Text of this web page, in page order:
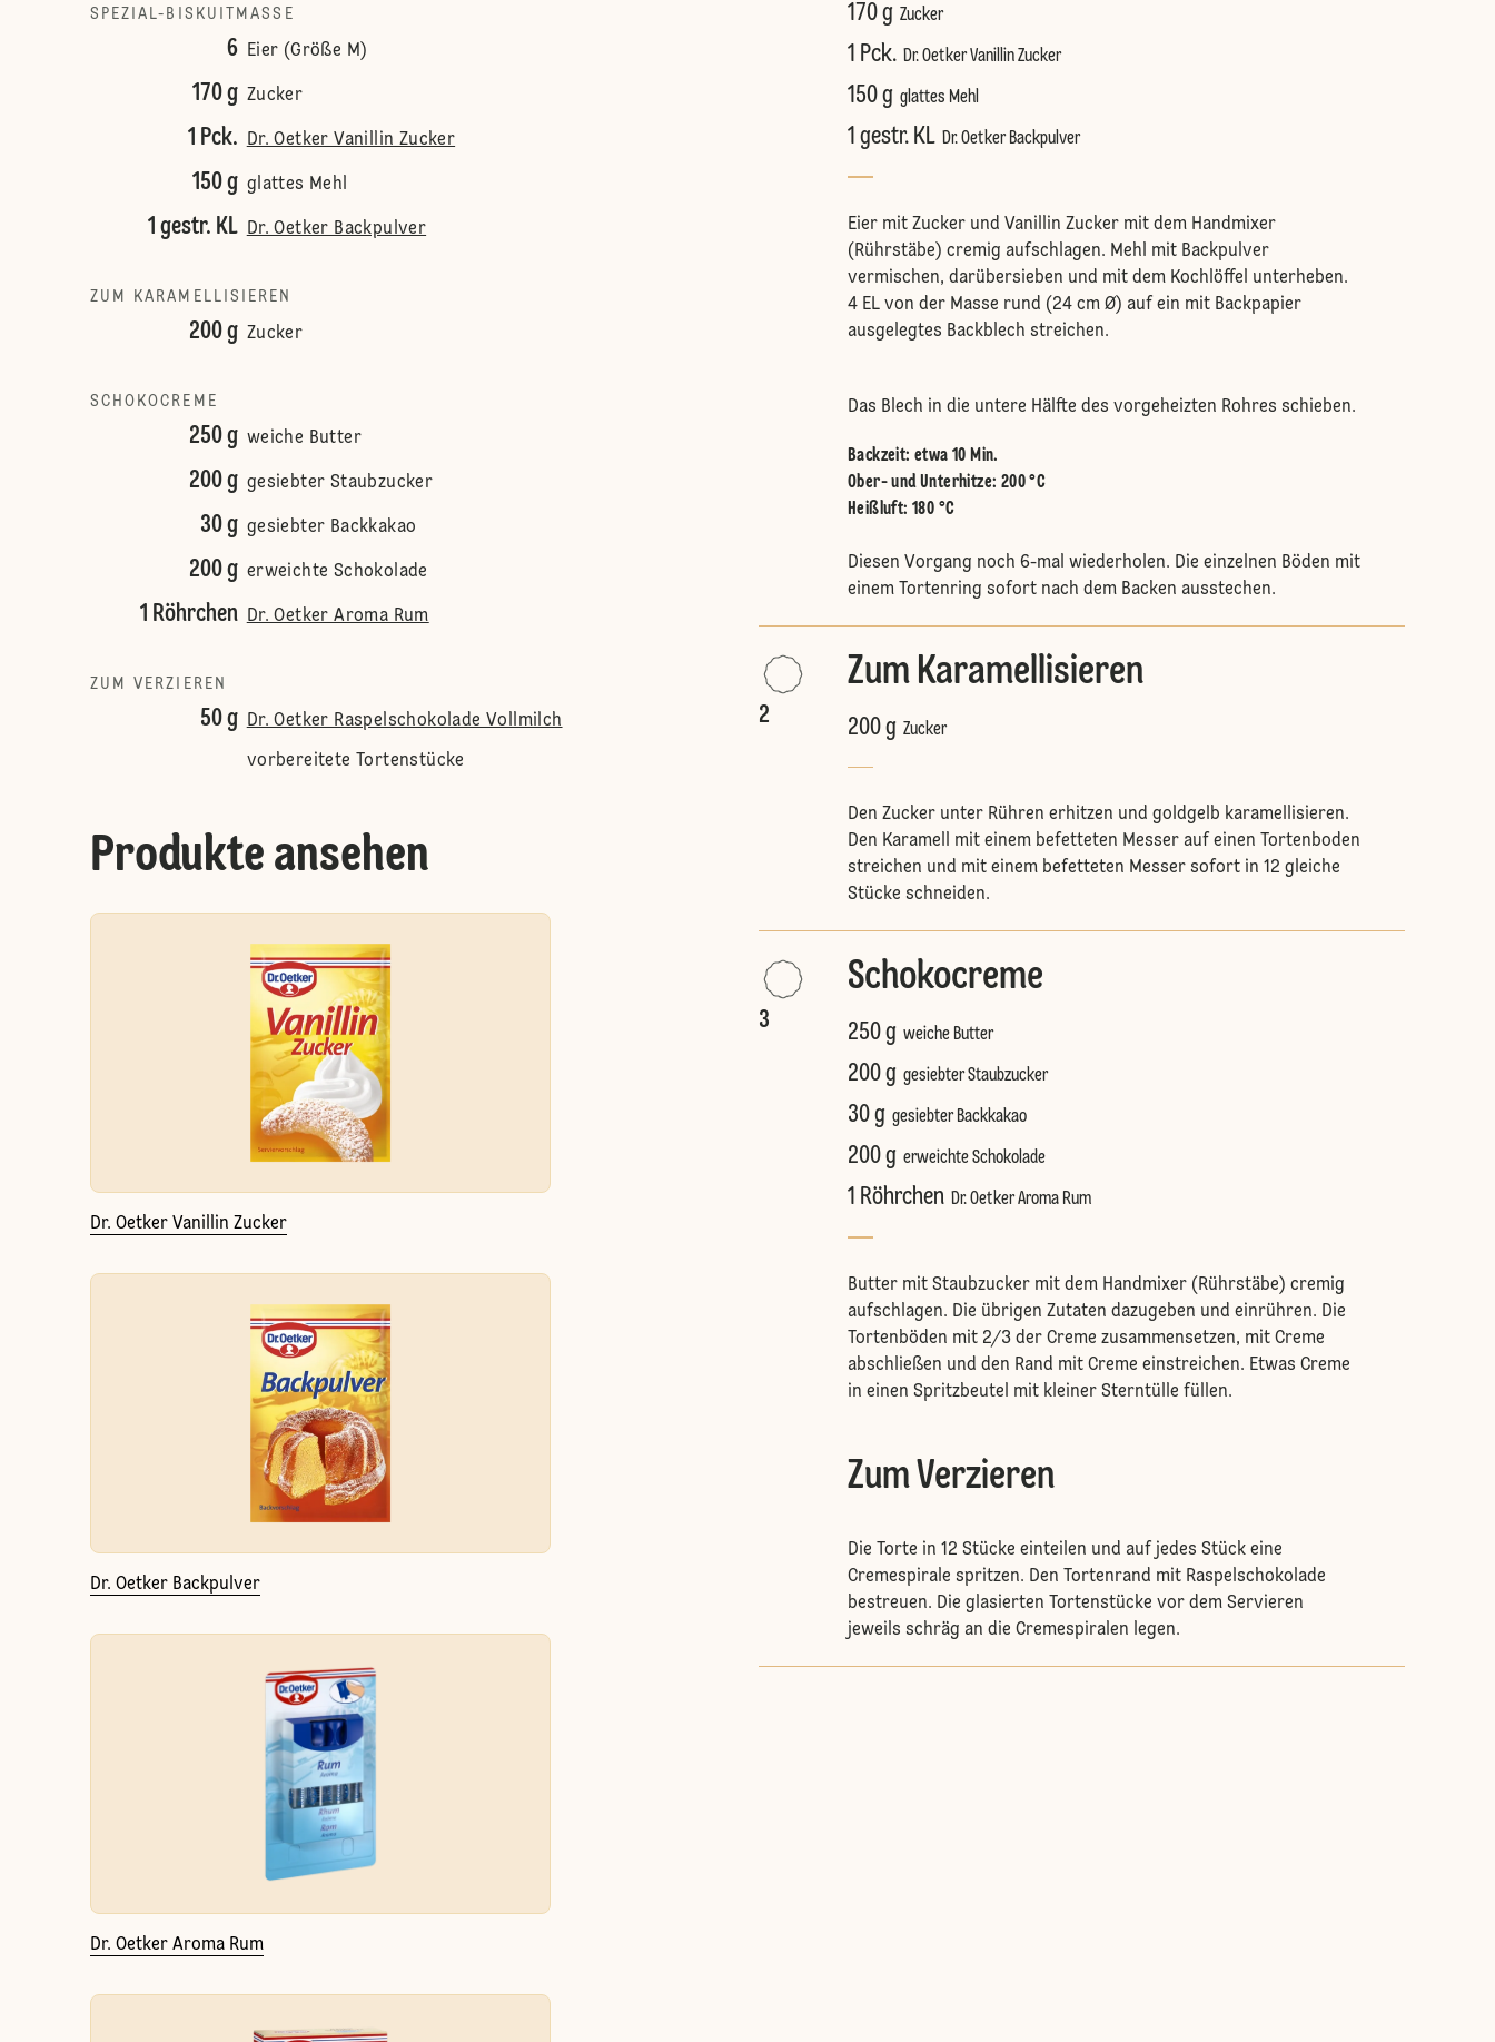
SPEZIAL-BISKUITMASSE
6 Eier (Größe M)
170 g Zucker
1 Pck. Dr. Oetker Vanillin Zucker
150 g glattes Mehl
1 gestr. KL Dr. Oetker Backpulver
ZUM KARAMELLISIEREN
200 g Zucker
SCHOKOCREME
250 g weiche Butter
200 g gesiebter Staubzucker
30 g gesiebter Backkakao
200 g erweichte Schokolade
1 Röhrchen Dr. Oetker Aroma Rum
ZUM VERZIEREN
50 g Dr. Oetker Raspelschokolade Vollmilch
vorbereitete Tortenstücke
Produkte ansehen
Dr. Oetker Vanillin Zucker
Dr. Oetker Backpulver
Dr. Oetker Aroma Rum
170 g Zucker
1 Pck. Dr. Oetker Vanillin Zucker
150 g glattes Mehl
1 gestr. KL Dr. Oetker Backpulver
Eier mit Zucker und Vanillin Zucker mit dem Handmixer
(Rührstäbe) cremig aufschlagen. Mehl mit Backpulver
vermischen, darübersieben und mit dem Kochlöffel unterheben.
4 EL von der Masse rund (24 cm Ø) auf ein mit Backpapier
ausgelegtes Backblech streichen.
Das Blech in die untere Hälfte des vorgeheizten Rohres schieben.
Backzeit: etwa 10 Min.
Ober- und Unterhitze: 200 °C
Heißluft: 180 °C
Diesen Vorgang noch 6-mal wiederholen. Die einzelnen Böden mit
einem Tortenring sofort nach dem Backen ausstechen.
2
Zum Karamellisieren
200 g Zucker
Den Zucker unter Rühren erhitzen und goldgelb karamellisieren.
Den Karamell mit einem befetteten Messer auf einen Tortenboden
streichen und mit einem befetteten Messer sofort in 12 gleiche
Stücke schneiden.
3
Schokocreme
250 g weiche Butter
200 g gesiebter Staubzucker
30 g gesiebter Backkakao
200 g erweichte Schokolade
1 Röhrchen Dr. Oetker Aroma Rum
Butter mit Staubzucker mit dem Handmixer (Rührstäbe) cremig
aufschlagen. Die übrigen Zutaten dazugeben und einrühren. Die
Tortenböden mit 2/3 der Creme zusammensetzen, mit Creme
abschließen und den Rand mit Creme einstreichen. Etwas Creme
in einen Spritzbeutel mit kleiner Sterntülle füllen.
Zum Verzieren
Die Torte in 12 Stücke einteilen und auf jedes Stück eine
Cremespirale spritzen. Den Tortenrand mit Raspelschokolade
bestreuen. Die glasierten Tortenstücke vor dem Servieren
jeweils schräg an die Cremespiralen legen.